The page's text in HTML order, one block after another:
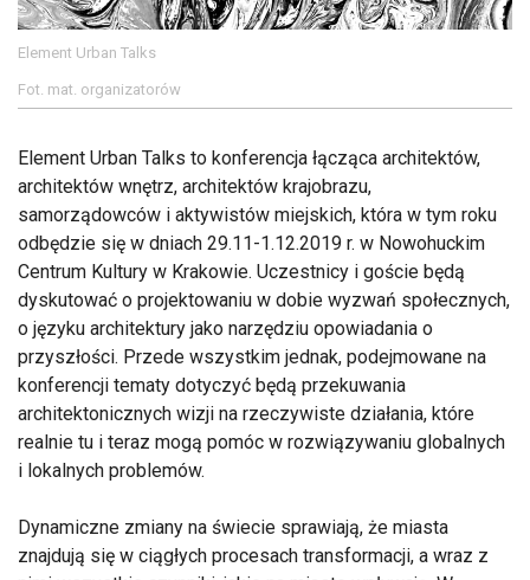
Element Urban Talks
Fot. mat. organizatorów
Element Urban Talks to konferencja łącząca architektów,
architektów wnętrz, architektów krajobrazu,
samorządowców i aktywistów miejskich, która w tym roku
odbędzie się w dniach 29.11-1.12.2019 r. w Nowohuckim
Centrum Kultury w Krakowie. Uczestnicy i goście będą
dyskutować o projektowaniu w dobie wyzwań społecznych,
o języku architektury jako narzędziu opowiadania o
przyszłości. Przede wszystkim jednak, podejmowane na
konferencji tematy dotyczyć będą przekuwania
architektonicznych wizji na rzeczywiste działania, które
realnie tu i teraz mogą pomóc w rozwiązywaniu globalnych
i lokalnych problemów.
Dynamiczne zmiany na świecie sprawiają, że miasta
znajdują się w ciągłych procesach transformacji, a wraz z